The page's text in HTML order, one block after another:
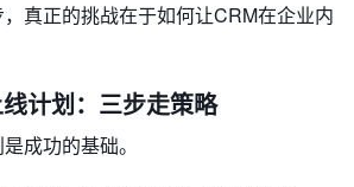
真正的挑战在于如何让CRM在企业内
计划：三步走策略
成功的基础。